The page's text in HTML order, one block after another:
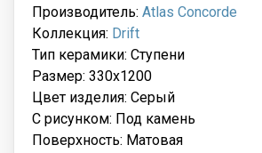
Производитель: Atlas Concorde
Коллекция: Drift
Тип керамики: Ступени
Размер: 330x1200
Цвет изделия: Серый
С рисунком: Под камень
Поверхность: Матовая